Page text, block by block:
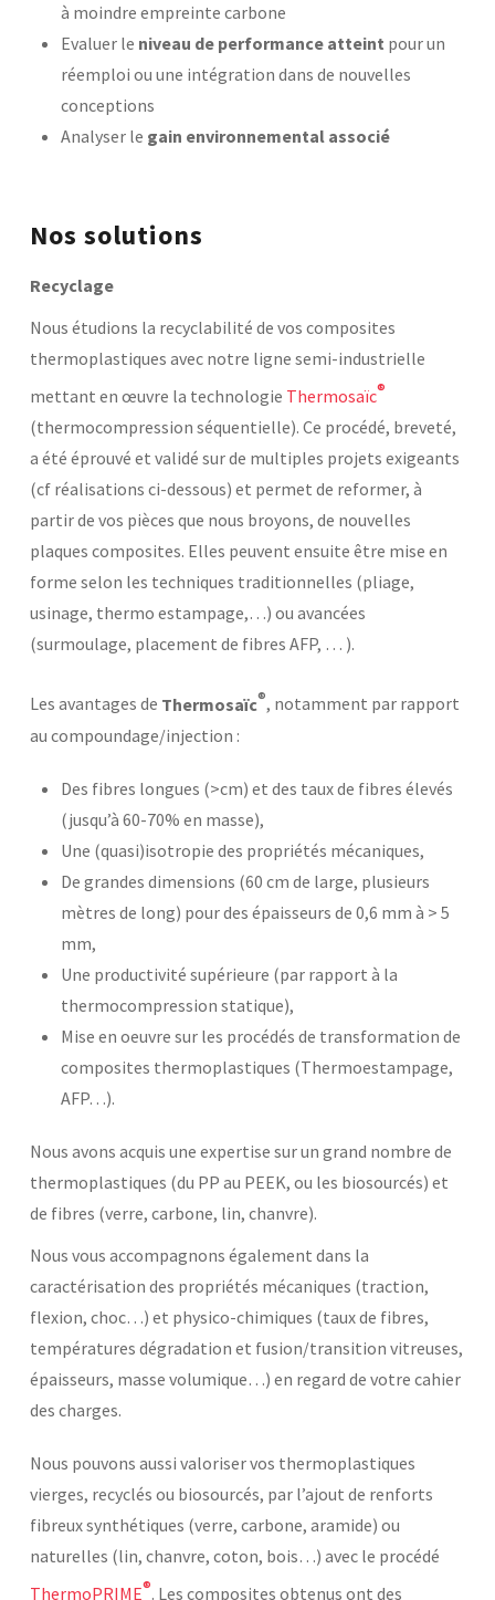
Avis d'achat
à moindre empreinte carbone
Evaluer le niveau de performance atteint pour un
réemploi ou une intégration dans de nouvelles
conceptions
Analyser le gain environnemental associé
Nos solutions
Recyclage
Nous étudions la recyclabilité de vos composites
thermoplastiques avec notre ligne semi-industrielle
mettant en œuvre la technologie Thermosaïc®
(thermocompression séquentielle). Ce procédé, breveté,
a été éprouvé et validé sur de multiples projets exigeants
(cf réalisations ci-dessous) et permet de reformer, à
partir de vos pièces que nous broyons, de nouvelles
plaques composites. Elles peuvent ensuite être mise en
forme selon les techniques traditionnelles (pliage,
usinage, thermo estampage,…) ou avancées
(surmoulage, placement de fibres AFP, … ).
Les avantages de Thermosaïc®, notamment par rapport
au compoundage/injection :
Des fibres longues (>cm) et des taux de fibres élevés
(jusqu’à 60-70% en masse),
Une (quasi)isotropie des propriétés mécaniques,
De grandes dimensions (60 cm de large, plusieurs
mètres de long) pour des épaisseurs de 0,6 mm à > 5
mm,
Une productivité supérieure (par rapport à la
thermocompression statique),
Mise en oeuvre sur les procédés de transformation de
composites thermoplastiques (Thermoestampage,
AFP…).
Nous avons acquis une expertise sur un grand nombre de
thermoplastiques (du PP au PEEK, ou les biosourcés) et
de fibres (verre, carbone, lin, chanvre).
Nous vous accompagnons également dans la
caractérisation des propriétés mécaniques (traction,
flexion, choc…) et physico-chimiques (taux de fibres,
températures dégradation et fusion/transition vitreuses,
épaisseurs, masse volumique…) en regard de votre cahier
des charges.
Nous pouvons aussi valoriser vos thermoplastiques
vierges, recyclés ou biosourcés, par l’ajout de renforts
fibreux synthétiques (verre, carbone, aramide) ou
naturelles (lin, chanvre, coton, bois…) avec le procédé
ThermoPRIME®. Les composites obtenus ont des